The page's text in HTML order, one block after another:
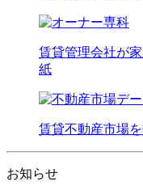
賃貸管理会社が
紙
賃貸不動産市場
お知らせ